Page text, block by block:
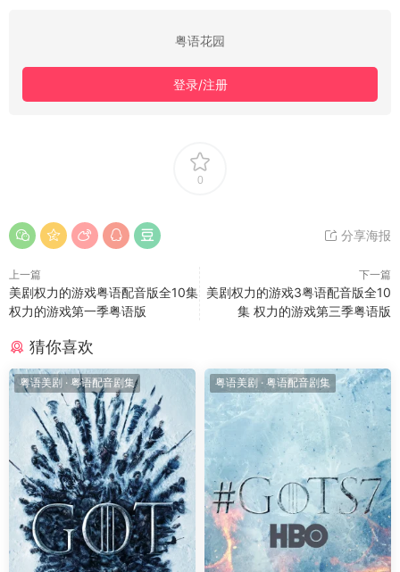
粤语花园
登录/注册
0
分享海报
上一篇
美剧权力的游戏粤语配音版全10集
权力的游戏第一季粤语版
下一篇
美剧权力的游戏3粤语配音版全10
集 权力的游戏第三季粤语版
猜你喜欢
粤语美剧 · 粤语配音剧集 粤语美剧 · 粤语配音剧集